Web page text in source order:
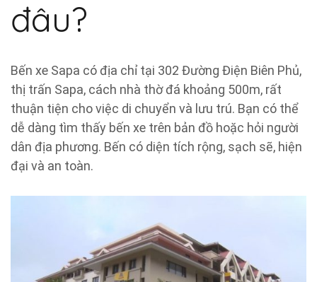
đâu?
Bến xe Sapa có địa chỉ tại 302 Đường Điện Biên Phủ,
thị trấn Sapa, cách nhà thờ đá khoảng 500m, rất
thuận tiện cho việc di chuyển và lưu trú. Bạn có thể
dễ dàng tìm thấy bến xe trên bản đồ hoặc hỏi người
dân địa phương. Bến có diện tích rộng, sạch sẽ, hiện
đại và an toàn.